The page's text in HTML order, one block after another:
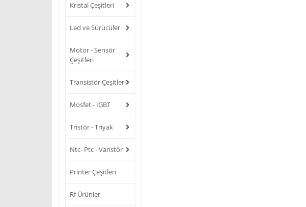
Kristal Çeşitleri
Led ve Sürücüler
Motor - Sensör
Çeşitleri
Transistör Çeşitleri
Mosfet - IGBT
Tristör - Triyak
Ntc- Ptc - Varistör
Printer Çeşitleri
Rf Ürünler